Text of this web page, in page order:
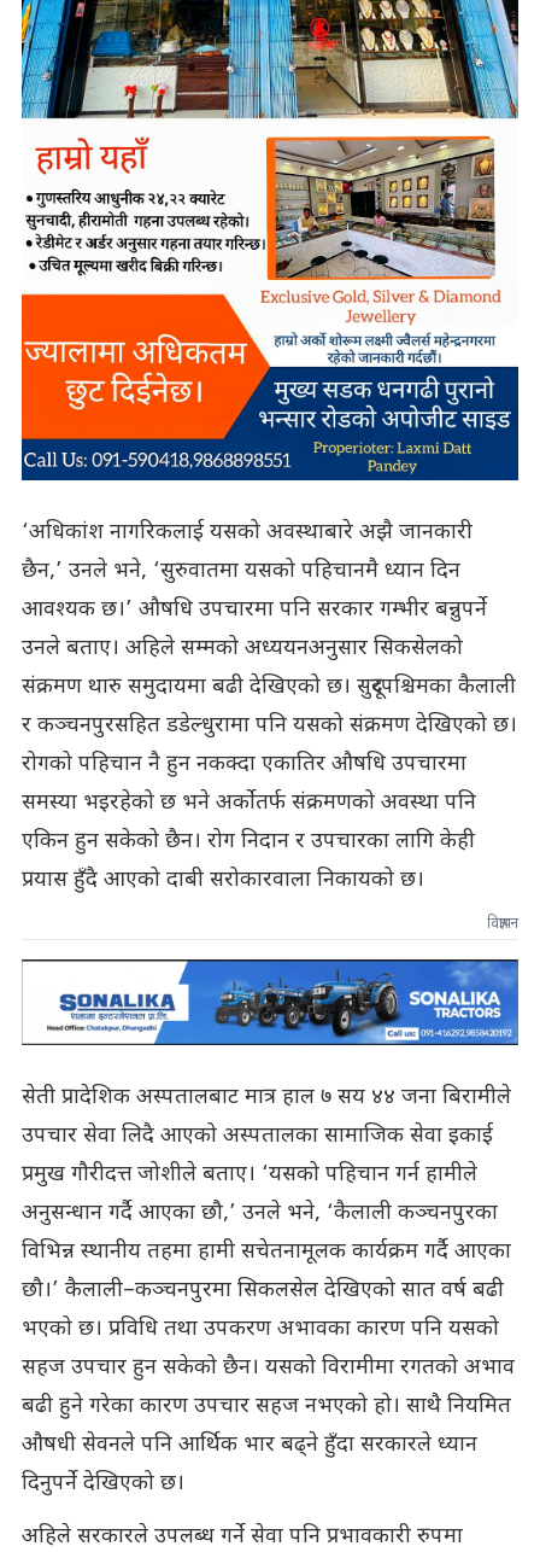
‘अधिकांश नागरिकलाई यसको अवस्थाबारे अझै जानकारी
छैन,’ उनले भने, ‘सुरुवातमा यसको पहिचानमै ध्यान दिन
आवश्यक छ।’ औषधि उपचारमा पनि सरकार गम्भीर बन्नुपर्ने
उनले बताए। अहिले सम्मको अध्ययनअनुसार सिकसेलको
संक्रमण थारु समुदायमा बढी देखिएको छ। सुदूरपश्चिमका कैलाली
र कञ्चनपुरसहित डडेल्धुरामा पनि यसको संक्रमण देखिएको छ।
रोगको पहिचान नै हुन नकक्दा एकातिर औषधि उपचारमा
समस्या भइरहेको छ भने अर्कोतर्फ संक्रमणको अवस्था पनि
एकिन हुन सकेको छैन। रोग निदान र उपचारका लागि केही
प्रयास हुँदै आएको दाबी सरोकारवाला निकायको छ।
विज्ञापन
सेती प्रादेशिक अस्पतालबाट मात्र हाल ७ सय ४४ जना बिरामीले
उपचार सेवा लिदै आएको अस्पतालका सामाजिक सेवा इकाई
प्रमुख गौरीदत्त जोशीले बताए। ‘यसको पहिचान गर्न हामीले
अनुसन्धान गर्दै आएका छौ,’ उनले भने, ‘कैलाली कञ्चनपुरका
विभिन्न स्थानीय तहमा हामी सचेतनामूलक कार्यक्रम गर्दै आएका
छौ।’ कैलाली–कञ्चनपुरमा सिकलसेल देखिएको सात वर्ष बढी
भएको छ। प्रविधि तथा उपकरण अभावका कारण पनि यसको
सहज उपचार हुन सकेको छैन। यसको विरामीमा रगतको अभाव
बढी हुने गरेका कारण उपचार सहज नभएको हो। साथै नियमित
औषधी सेवनले पनि आर्थिक भार बढ्ने हुँदा सरकारले ध्यान
दिनुपर्ने देखिएको छ।
अहिले सरकारले उपलब्ध गर्ने सेवा पनि प्रभावकारी रुपमा